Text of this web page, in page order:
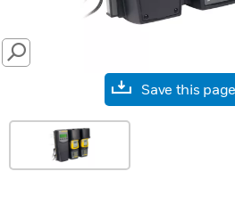
SEARCH
Save this